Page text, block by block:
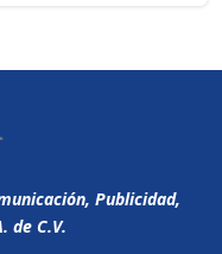
Publicidad,
de C.V.